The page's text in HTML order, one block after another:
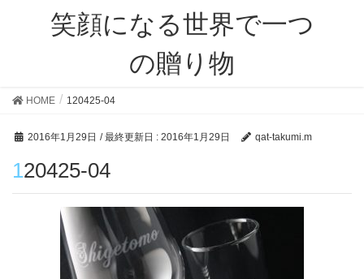
笑顔になる世界で一つ
の贈り物
HOME 120425-04
2016年1月29日 / 最終更新日 : 2016年1月29日 qat-takumi.m
120425-04